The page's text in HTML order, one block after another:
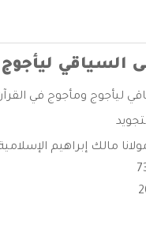
السياقي
ليأجوج ومأجوج في
مالك إبراهيم